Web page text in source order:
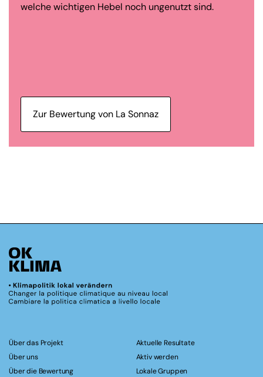
welche wichtigen Hebel noch ungenutzt sind.
Zur Bewertung von La Sonnaz
Über das Projekt
Über uns
Über die Bewertung
Aktuelle Resultate
Aktiv werden
Lokale Gruppen